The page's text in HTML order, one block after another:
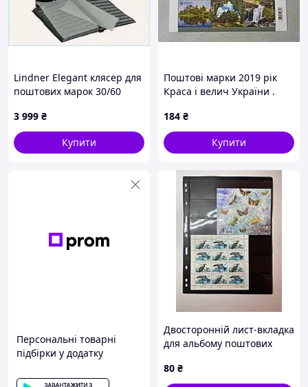
Lindner Elegant клясер для
поштових марок 30/60
3 999 ₴
Купити
Поштові марки 2019 рік
Краса і велич України .
184 ₴
Купити
Персональні товарні
підбірки у додатку
Двосторонній лист-вкладка
для альбому поштових
28 × 22 см
80 ₴